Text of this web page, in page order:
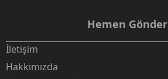
Hemen Gönder
İletişim
Hakkımızda